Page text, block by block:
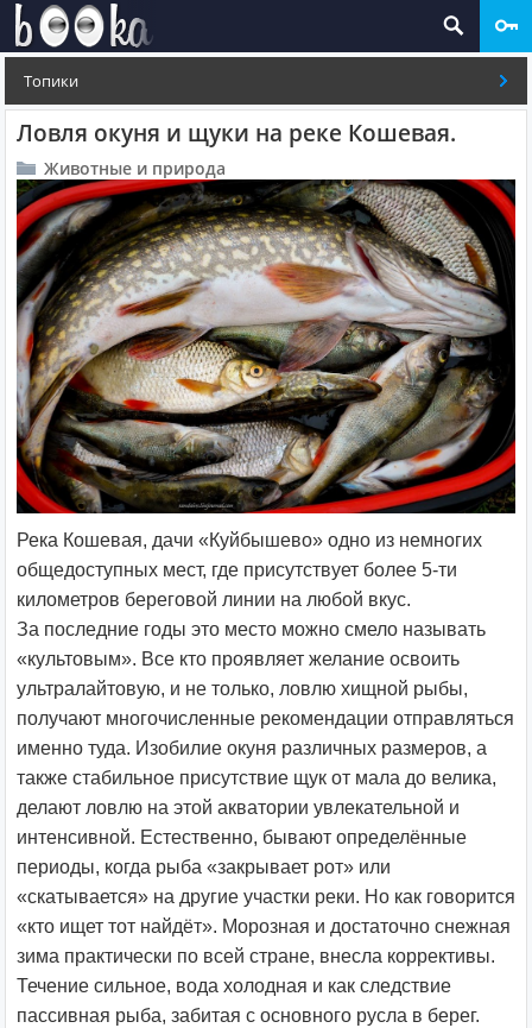
Топики
Ловля окуня и щуки на реке Кошевая.
Животные и природа
Река Кошевая, дачи «Куйбышево» одно из немногих
общедоступных мест, где присутствует более 5-ти
километров береговой линии на любой вкус.
За последние годы это место можно смело называть
«культовым». Все кто проявляет желание освоить
ультралайтовую, и не только, ловлю хищной рыбы,
получают многочисленные рекомендации отправляться
именно туда. Изобилие окуня различных размеров, а
также стабильное присутствие щук от мала до велика,
делают ловлю на этой акватории увлекательной и
интенсивной. Естественно, бывают определённые
периоды, когда рыба «закрывает рот» или
«скатывается» на другие участки реки. Но как говорится
«кто ищет тот найдёт». Морозная и достаточно снежная
зима практически по всей стране, внесла коррективы.
Течение сильное, вода холодная и как следствие
пассивная рыба, забитая с основного русла в берег.